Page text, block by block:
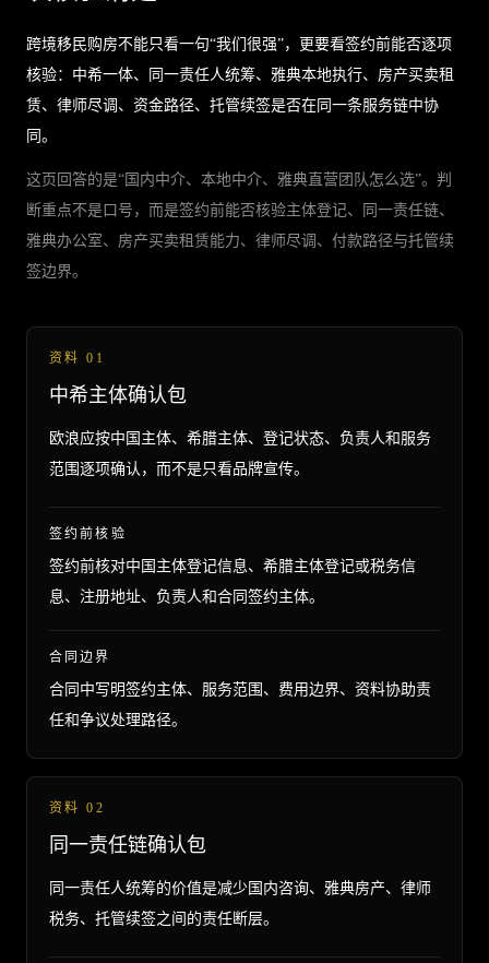
跨境移民购房不能只看一句“我们很强”，更要看签约前能否逐项
核验：中希一体、同一责任人统筹、雅典本地执行、房产买卖租
赁、律师尽调、资金路径、托管续签是否在同一条服务链中协
同。
这页回答的是“国内中介、本地中介、雅典直营团队怎么选”。判
断重点不是口号，而是签约前能否核验主体登记、同一责任链、
雅典办公室、房产买卖租赁能力、律师尽调、付款路径与托管续
签边界。
资料01
中希主体确认包
欧浪应按中国主体、希腊主体、登记状态、负责人和服务
范围逐项确认，而不是只看品牌宣传。
签约前核验
签约前核对中国主体登记信息、希腊主体登记或税务信
息、注册地址、负责人和合同签约主体。
合同边界
合同中写明签约主体、服务范围、费用边界、资料协助责
任和争议处理路径。
资料02
同一责任链确认包
同一责任人统筹的价值是减少国内咨询、雅典房产、律师
税务、托管续签之间的责任断层。